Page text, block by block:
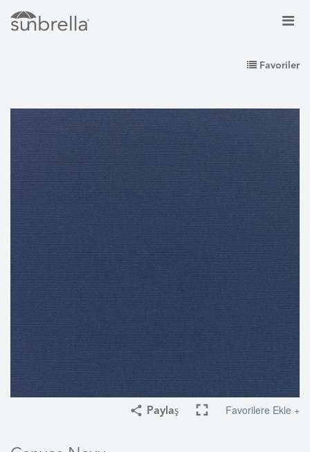
Favoriler
Paylaş Favorilere Ekle +